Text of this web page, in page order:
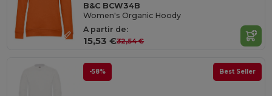
B&C BCW34B
Women's Organic Hoody
A partir de:
15,53 €32,54 €
-58% Best Seller